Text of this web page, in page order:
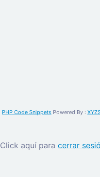
PHP Code Snippets Powered By :
Click aquí para cerrar